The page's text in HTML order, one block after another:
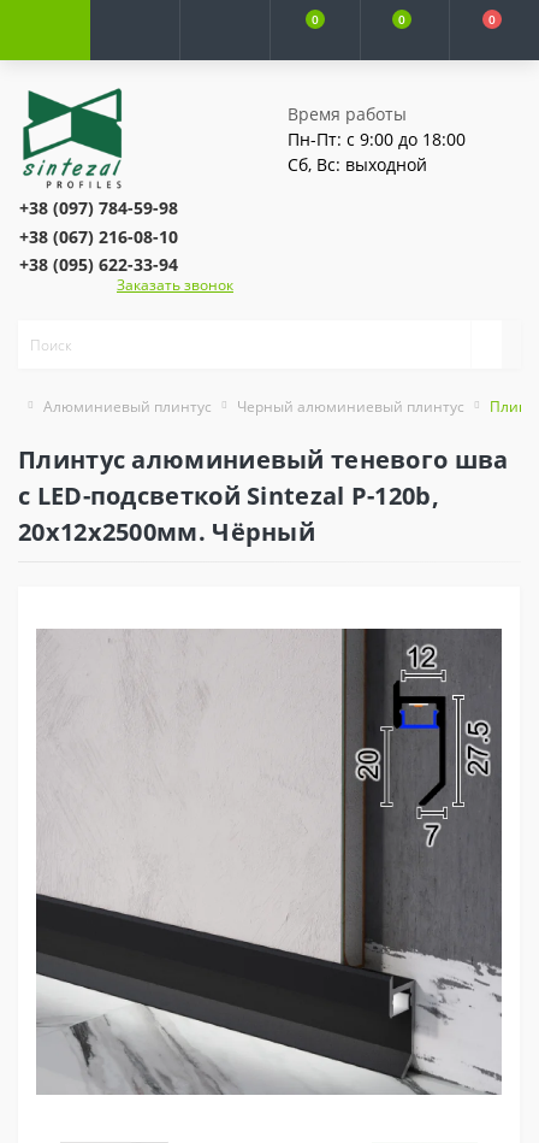
0 0 0
Время работы
Пн-Пт: с 9:00 до 18:00
Сб, Вс: выходной
+38 (097) 784-59-98
+38 (067) 216-08-10
+38 (095) 622-33-94
Заказать звонок
Алюминиевый плинтус Черный алюминиевый плинтус
Плинтус алюминиевый теневого шва
с LED-подсветкой Sintezal P-120b,
20х12х2500мм. Чёрный